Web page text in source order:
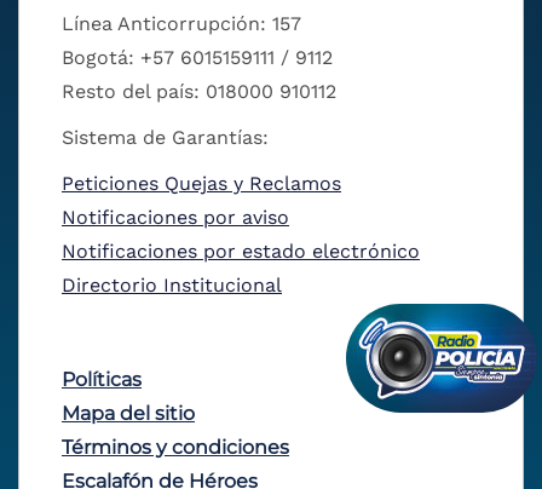
Línea Anticorrupción: 157
Bogotá: +57 6015159111 / 9112
Resto del país: 018000 910112
Sistema de Garantías:
Peticiones Quejas y Reclamos
Notificaciones por aviso
Notificaciones por estado electrónico
Directorio Institucional
Políticas
Mapa del sitio
Términos y condiciones
Escalafón de Héroes